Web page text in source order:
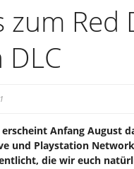
zum Red
Anfang August
und Playstation
die wir euch